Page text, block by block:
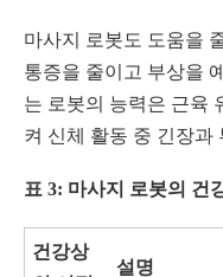
마사지 로봇도 도움을
통증을 줄이고 부상을
는 로봇의 능력은 근육
켜 신체 활동 중 긴장과
표 3: 마사지 로봇의 건
건강상
설명